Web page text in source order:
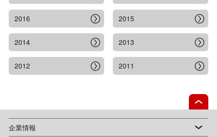
2016 2015
2014 2013
2012 2011
企業情報